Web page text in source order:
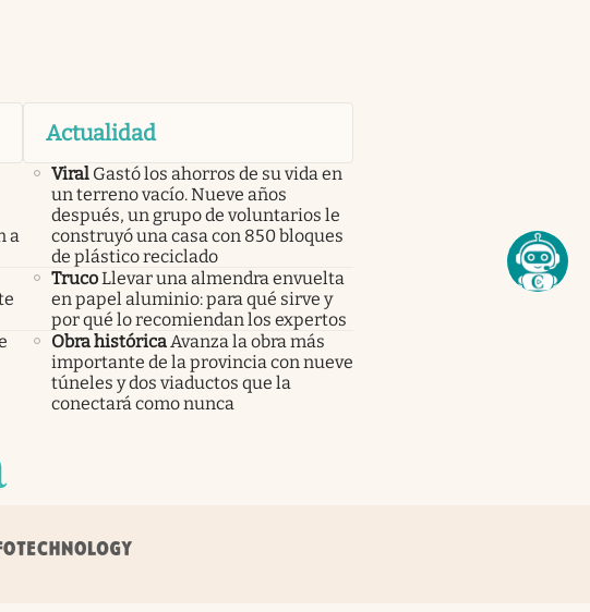
a
Actualidad
Viral Gastó los ahorros de su vida en
un terreno vacío. Nueve años
después, un grupo de voluntarios le
construyó una casa con 850 bloques
de plástico reciclado
TrucoLlevar una almendra envuelta
en papel aluminio: para qué sirve y
por qué lo recomiendan los expertos
Obra histórica Avanza la obra más
importante de la provincia con nueve
túneles y dos viaductos que la
conectará como nunca